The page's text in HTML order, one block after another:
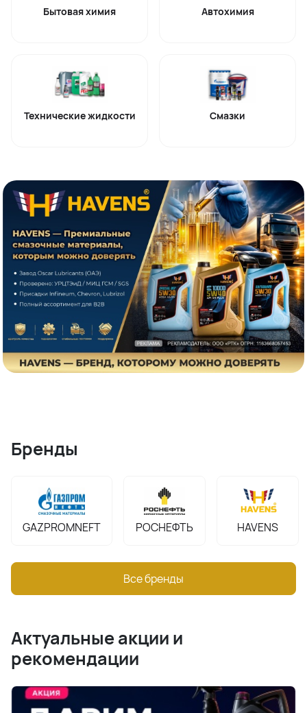
Бытовая химия Автохимия
Технические жидкости Смазки
Бренды
GAZPROMNEFT РОСНЕФТЬ HAVENS
Все бренды
Актуальные акции и
рекомендации